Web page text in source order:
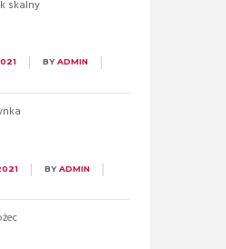
skalny
BYADMIN
BYADMIN